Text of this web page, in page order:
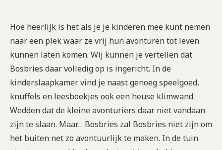
Hoe heerlijk is het als je je kinderen mee kunt nemen
naar een plek waar ze vrij hun avonturen tot leven
kunnen laten komen. Wij kunnen je vertellen dat
Bosbries daar volledig op is ingericht. In de
kinderslaapkamer vind je naast genoeg speelgoed,
knuffels en leesboekjes ook een heuse klimwand.
Wedden dat de kleine avonturiers daar niet vandaan
zijn te slaan. Maar… Bosbries zal Bosbries niet zijn om
het buiten net zo avontuurlijk te maken. In de tuin